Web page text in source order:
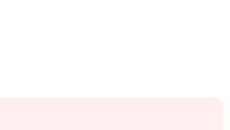
あります。